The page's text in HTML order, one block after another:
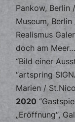
Pankow, Berlin
Museum, Berlin
Realismus
doch am
“Bild einer
“artspring
Marien /
2020
„Eröffnung“,